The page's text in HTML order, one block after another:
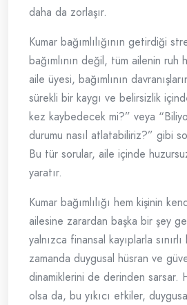
daha da zorlaşır.
Kumar bağımlılığının getirdiği
bağımlının değil, tüm ailenin ruh
aile üyesi, bağımlının
sürekli bir kaygı ve belirsizlik
kez kaybedecek mi?” veya
durumu nasıl atlatabiliriz?” gibi
Bu tür sorular, aile içinde
yaratır.
Kumar bağımlılığı hem kişinin
ailesine zarardan başka bir şey
yalnızca finansal kayıplarla sınırlı
zamanda duygusal hüsran ve
dinamiklerini de derinden sarsar.
olsa da, bu yıkıcı etkiler,